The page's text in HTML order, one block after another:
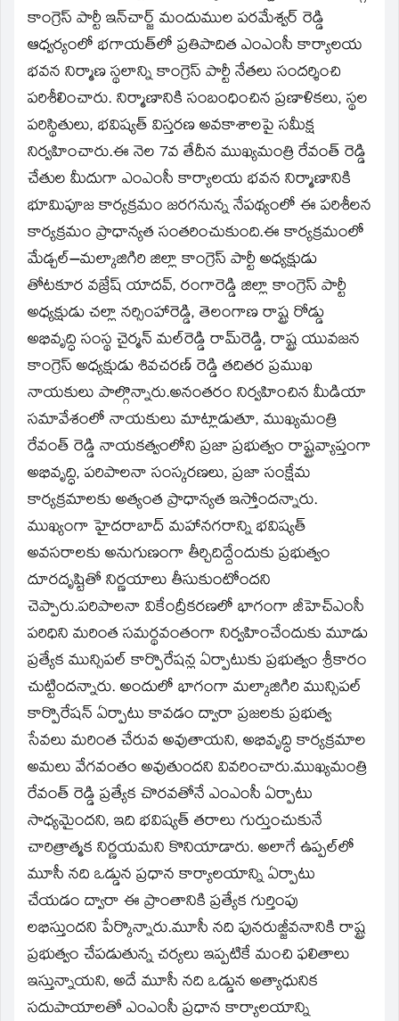
కాంగ్రెస్ పార్టీ ఇన్‌చార్జ్ మందుముల పరమేశ్వర్ రెడ్డి
ఆధ్వర్యంలో భగాయత్‌లో ప్రతిపాదిత ఎంఎంసీ కార్యాలయ
భవన నిర్మాణ స్థలాన్ని కాంగ్రెస్ పార్టీ నేతలు సందర్శించి
పరిశీలించారు. నిర్మాణానికి సంబంధించిన ప్రణాళికలు, స్థల
పరిస్థితులు, భవిష్యత్ విస్తరణ అవకాశాలపై సమీక్ష
నిర్వహించారు.ఈ నెల 7వ తేదీన ముఖ్యమంత్రి రేవంత్ రెడ్డి
చేతుల మీదుగా ఎంఎంసీ కార్యాలయ భవన నిర్మాణానికి
భూమిపూజ కార్యక్రమం జరగనున్న నేపథ్యంలో ఈ పరిశీలన
కార్యక్రమం ప్రాధాన్యత సంతరించుకుంది.ఈ కార్యక్రమంలో
మేడ్చల్–మల్కాజిగిరి జిల్లా కాంగ్రెస్ పార్టీ అధ్యక్షుడు
తోటకూర వజ్రేష్ యాదవ్, రంగారెడ్డి జిల్లా కాంగ్రెస్ పార్టీ
అధ్యక్షుడు చల్లా నర్సింహారెడ్డి, తెలంగాణ రాష్ట్ర రోడ్డు
అభివృద్ధి సంస్థ చైర్మన్ మల్‌రెడ్డి రామ్‌రెడ్డి, రాష్ట్ర యువజన
కాంగ్రెస్ అధ్యక్షుడు శివచరణ్ రెడ్డి తదితర ప్రముఖ
నాయకులు పాల్గొన్నారు.అనంతరం నిర్వహించిన మీడియా
సమావేశంలో నాయకులు మాట్లాడుతూ, ముఖ్యమంత్రి
రేవంత్ రెడ్డి నాయకత్వంలోని ప్రజా ప్రభుత్వం రాష్ట్రవ్యాప్తంగా
అభివృద్ధి, పరిపాలనా సంస్కరణలు, ప్రజా సంక్షేమ
కార్యక్రమాలకు అత్యంత ప్రాధాన్యత ఇస్తోందన్నారు.
ముఖ్యంగా హైదరాబాద్ మహానగరాన్ని భవిష్యత్
అవసరాలకు అనుగుణంగా తీర్చిదిద్దేందుకు ప్రభుత్వం
దూరదృష్టితో నిర్ణయాలు తీసుకుంటోందని
చెప్పారు.పరిపాలనా వికేంద్రీకరణలో భాగంగా జీహెచ్ఎంసీ
పరిధిని మరింత సమర్థవంతంగా నిర్వహించేందుకు మూడు
ప్రత్యేక మున్సిపల్ కార్పొరేషన్ల ఏర్పాటుకు ప్రభుత్వం శ్రీకారం
చుట్టిందన్నారు. అందులో భాగంగా మల్కాజిగిరి మున్సిపల్
కార్పొరేషన్ ఏర్పాటు కావడం ద్వారా ప్రజలకు ప్రభుత్వ
సేవలు మరింత చేరువ అవుతాయని, అభివృద్ధి కార్యక్రమాల
అమలు వేగవంతం అవుతుందని వివరించారు.ముఖ్యమంత్రి
రేవంత్ రెడ్డి ప్రత్యేక చొరవతోనే ఎంఎంసీ ఏర్పాటు
సాధ్యమైందని, ఇది భవిష్యత్ తరాలు గుర్తుంచుకునే
చారిత్రాత్మక నిర్ణయమని కొనియాడారు. అలాగే ఉప్పల్‌లో
మూసీ నది ఒడ్డున ప్రధాన కార్యాలయాన్ని ఏర్పాటు
చేయడం ద్వారా ఈ ప్రాంతానికి ప్రత్యేక గుర్తింపు
లభిస్తుందని పేర్కొన్నారు.మూసీ నది పునరుజ్జీవనానికి రాష్ట్ర
ప్రభుత్వం చేపడుతున్న చర్యలు ఇప్పటికే మంచి ఫలితాలు
ఇస్తున్నాయని, అదే మూసీ నది ఒడ్డున అత్యాధునిక
సదుపాయాలతో ఎంఎంసీ ప్రధాన కార్యాలయాన్ని